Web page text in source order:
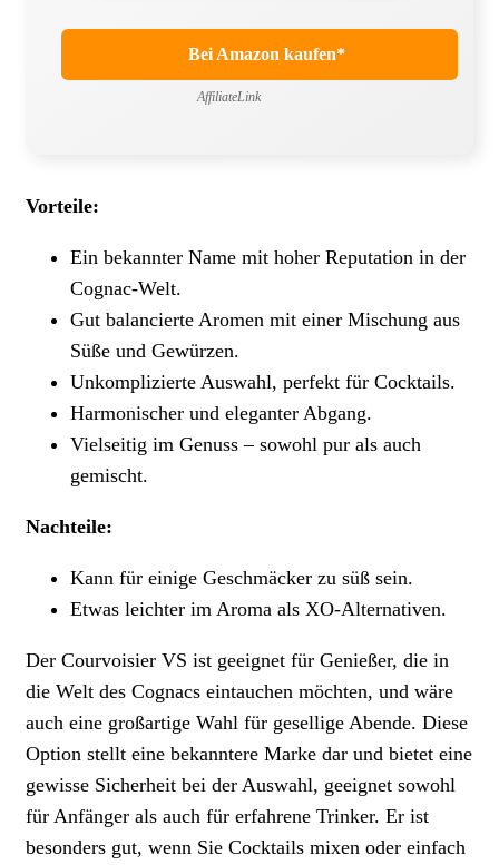
Bei Amazon kaufen*
AffiliateLink
Vorteile:
Ein bekannter Name mit hoher Reputation in der
Cognac-Welt.
Gut balancierte Aromen mit einer Mischung aus
Süße und Gewürzen.
Unkomplizierte Auswahl, perfekt für Cocktails.
Harmonischer und eleganter Abgang.
Vielseitig im Genuss – sowohl pur als auch
gemischt.
Nachteile:
Kann für einige Geschmäcker zu süß sein.
Etwas leichter im Aroma als XO-Alternativen.
Der Courvoisier VS ist geeignet für Genießer, die in
die Welt des Cognacs eintauchen möchten, und wäre
auch eine großartige Wahl für gesellige Abende. Diese
Option stellt eine bekanntere Marke dar und bietet eine
gewisse Sicherheit bei der Auswahl, geeignet sowohl
für Anfänger als auch für erfahrene Trinker. Er ist
besonders gut, wenn Sie Cocktails mixen oder einfach